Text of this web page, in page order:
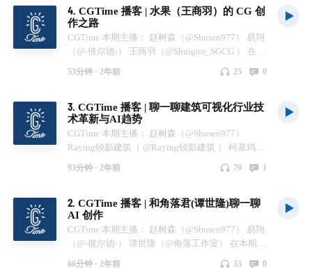
同？ 30:17 当初为什么决定创办犀流堂？ 38:20 考
研的原因 42:33 现阶段对AI的看法和应用 58:31
3D 打印的注意事项 01:01:00 书籍和家乡美食推荐
本期推荐书籍： 《建构主义》 《未来之境-扎哈·
哈迪德建筑事务所设计展》 《数字建筑设计理论
与方法》 《北京大兴国际机场数字设计》 《上海
造技术应用》 关注我们： 小宇宙：@CGTime 网
易云音乐播客： @CGTime Bilibili: @CGTime
BGM音频制作者： 王商羽 @Shuiguo_SGCG 制作
人： 赵树森 @Shusen977 字体： 得意黑
4. CGTime 播客 | 水果（王商羽）的 CG 创
作之路
CGTime 本期主播： 赵树森（@Shusen977） 易翔
（@-彼尔德-） 王商羽（@Shuiguo_SGCG ） 在本
04:23 工作前后的方向有什么不同 14:37 居家办公
作周期和创作安排 35:19 对AI工具的期待和应用
48:21 推荐美食和书籍 关注我们： 小宇宙：
@CGTime 网易云音乐播客： @CGTime Bilibili:
@CGTime BGM音频制作者： 王商
羽 @Shuiguo_SGCG 制作人： 赵树森 @Shusen977
53分钟 · 2年前 25 0
3. CGTime 播客 | 聊一聊建筑可视化行业技
术革新与AI趋势
CGTime 本期主播： 赵树森（@Shusen977）
Raying锐影建筑（ @Raying锐影建筑 ） 柯基鸡工
客中，你将会听到： 01:45 是什么机缘巧合进入了
11:31 在工作流程中有使用AI吗？ 16:50 从事建筑
可视化行业中印象最深的事情。 17:45 最喜欢哪款
渲染器的哪些功能？ 28:48 如何看待市场上一些所
谓的“ AI 渲染器 ”？ 37:31 如何看待 AI 的发展和
AI 的局限性。 50:36 组建团队时，最看重成员的
93分钟 · 2年前 79 1
2. CGTime 播客 | 和角落君(谭世隆)聊一聊
AI 创作
CGTime 本期主播： 赵树森（@Shusen977） 易翔
（@-彼尔德-） 谭世隆（@角落工作室） 在本期播
66分钟 · 2年前 33 0